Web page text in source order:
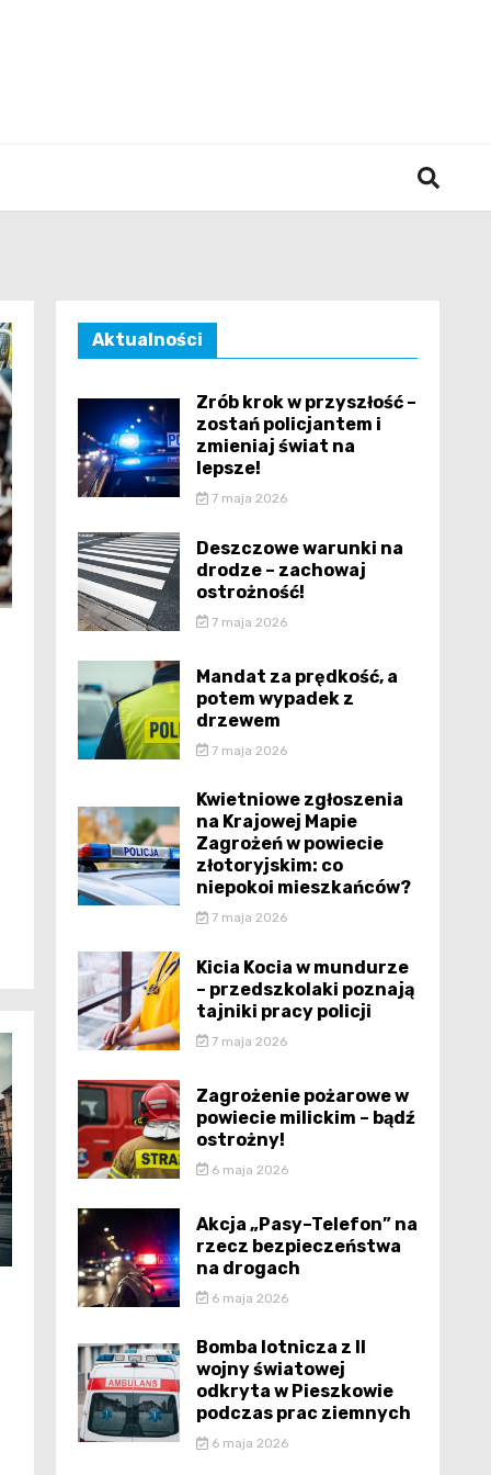
Aktualności
Zrób krok w przyszłość –
zostań policjantem i
zmieniaj świat na
lepsze!
7 maja 2026
Deszczowe warunki na
drodze – zachowaj
ostrożność!
7 maja 2026
Mandat za prędkość, a
potem wypadek z
drzewem
7 maja 2026
Kwietniowe zgłoszenia
na Krajowej Mapie
Zagrożeń w powiecie
złotoryjskim: co
niepokoi mieszkańców?
7 maja 2026
Kicia Kocia w mundurze
– przedszkolaki poznają
tajniki pracy policji
7 maja 2026
Zagrożenie pożarowe w
powiecie milickim – bądź
ostrożny!
6 maja 2026
Akcja „Pasy–Telefon” na
rzecz bezpieczeństwa
na drogach
6 maja 2026
Bomba lotnicza z II
wojny światowej
odkryta w Pieszkowie
podczas prac ziemnych
6 maja 2026